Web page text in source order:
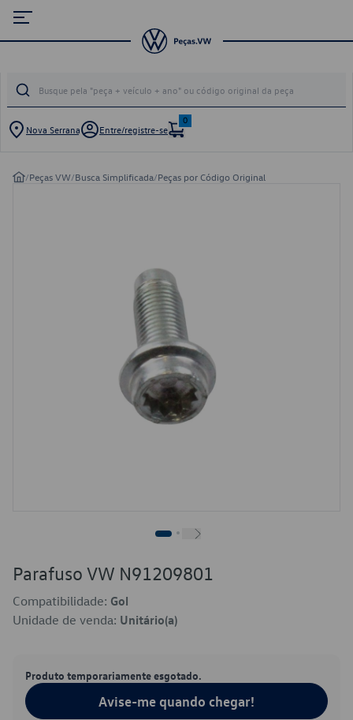
Nova Serrana Entre/registre-se
0
/Peças VW/Busca Simplificada/Peças por Código Original
Parafuso VW N91209801
Compatibilidade: Gol
Unidade de venda: Unitário(a)
Produto temporariamente esgotado.
Avise-me quando chegar!